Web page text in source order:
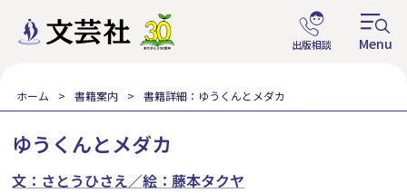
ホーム 書籍案内 書籍詳細：ゆうくんとメダカ
ゆうくんとメダカ
文：さとうひさえ／絵：藤本タクヤ